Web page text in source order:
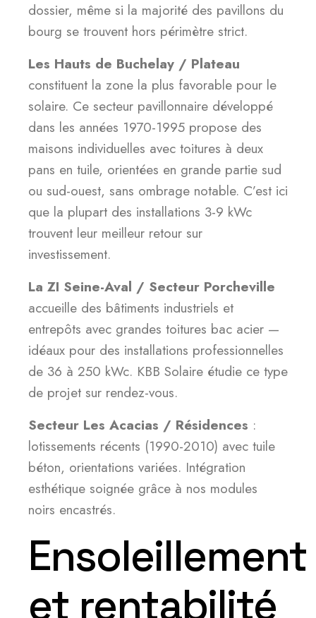
dossier, même si la majorité des pavillons du
bourg se trouvent hors périmètre strict.
Les Hauts de Buchelay / Plateau
constituent la zone la plus favorable pour le
solaire. Ce secteur pavillonnaire développé
dans les années 1970-1995 propose des
maisons individuelles avec toitures à deux
pans en tuile, orientées en grande partie sud
ou sud-ouest, sans ombrage notable. C’est ici
que la plupart des installations 3-9 kWc
trouvent leur meilleur retour sur
investissement.
La ZI Seine-Aval / Secteur Porcheville
accueille des bâtiments industriels et
entrepôts avec grandes toitures bac acier —
idéaux pour des installations professionnelles
de 36 à 250 kWc. KBB Solaire étudie ce type
de projet sur rendez-vous.
Secteur Les Acacias / Résidences :
lotissements récents (1990-2010) avec tuile
béton, orientations variées. Intégration
esthétique soignée grâce à nos modules
noirs encastrés.
Ensoleillement
et rentabilité